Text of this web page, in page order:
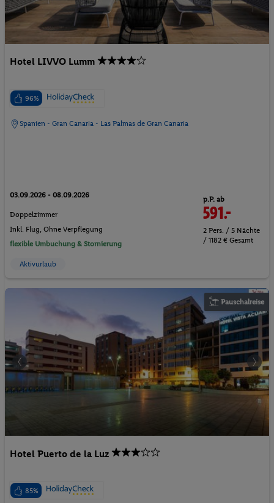
Hotel LIVVO Lumm
96%
Spanien - Gran Canaria - Las Palmas de Gran Canaria
03.09.2026 - 08.09.2026
Doppelzimmer
Inkl. Flug, Ohne Verpflegung
flexible Umbuchung & Stornierung
p.P. ab
591.-
2 Pers. / 5 Nächte
/ 1182 € Gesamt
Aktivurlaub
Pauschalreise
Hotel Puerto de la Luz
85%